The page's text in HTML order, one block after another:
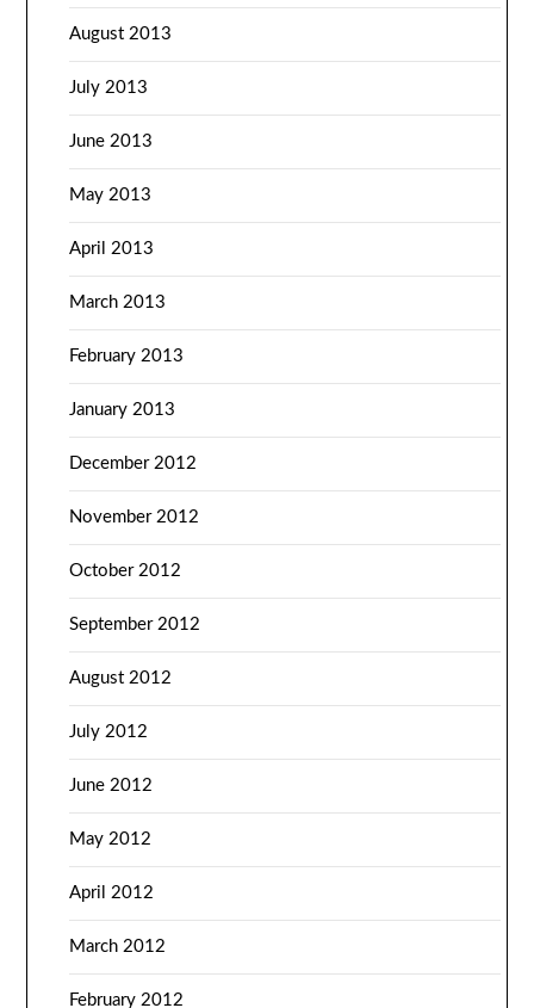
August 2013
July 2013
June 2013
May 2013
April 2013
March 2013
February 2013
January 2013
December 2012
November 2012
October 2012
September 2012
August 2012
July 2012
June 2012
May 2012
April 2012
March 2012
February 2012